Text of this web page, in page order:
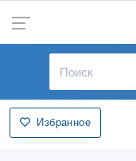
Избранное